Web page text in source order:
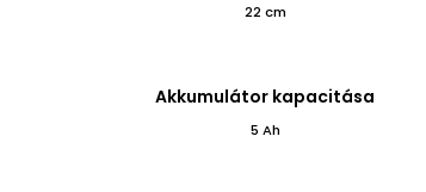
22 cm
Akkumulátor kapacitása
5 Ah